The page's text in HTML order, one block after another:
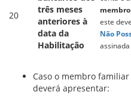
20
três meses
anteriores à
data da
Habilitação
este
Não
Caso o membro familiar
deverá apresentar: